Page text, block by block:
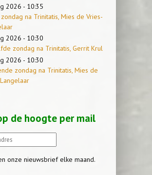
2026 - 10:35
na Trinitatis, Mies de Vries-
2026 - 10:30
zondag na Trinitatis, Gerrit Krul
2026 - 10:30
zondag na Trinitatis, Mies de
de hoogte per mail
onze nieuwsbrief elke maand.